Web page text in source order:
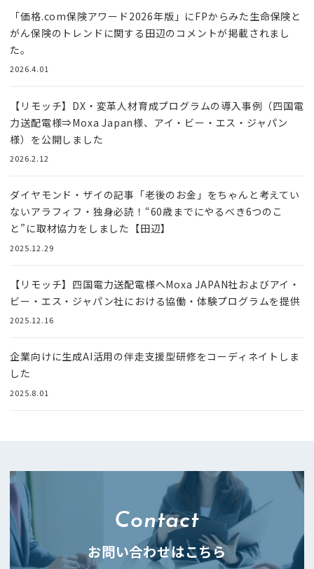
「価格.com保険アワード2026年版」にFPからみた生命保険と
がん保険のトレンドに関する田辺のコメントが掲載されまし
た。
2026.4.01
【リモッチ】DX・変革人材育成プログラムの導入事例（四国電
力送配電様⇒Moxa Japan様、アイ・ビー・エス・ジャパン
様）を公開しました
2026.2.12
ダイヤモンド・ザイの記事「老後のお金」をちゃんと考えてい
ないアラフィフ・独身必読！“60歳までにやるべき6つのこ
と”に取材協力をしました【田辺】
2025.12.29
【リモッチ】四国電⼒送配電様へMoxa JAPAN社およびアイ・
ビー・エス・ジャパン社における協働・体験プログラムを提供
2025.12.16
企業向けに生成AI活用の伴走支援型研修をコーディネイトしま
した
2025.8.01
Contact
お問い合わせはこちら